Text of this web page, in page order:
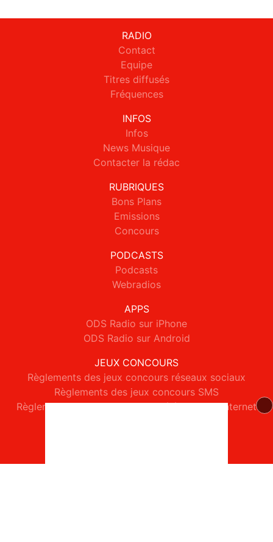
RADIO
Contact
Equipe
Titres diffusés
Fréquences
INFOS
Infos
News Musique
Contacter la rédac
RUBRIQUES
Bons Plans
Emissions
Concours
PODCASTS
Podcasts
Webradios
APPS
ODS Radio sur iPhone
ODS Radio sur Android
JEUX CONCOURS
Règlements des jeux concours réseaux sociaux
Règlements des jeux concours SMS
Règlements des jeux concours téléphone et internet